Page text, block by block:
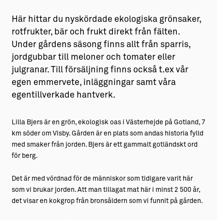
Här hittar du nyskördade ekologiska grönsaker,
rotfrukter, bär och frukt direkt från fälten.
Under gårdens säsong finns allt från sparris,
jordgubbar till meloner och tomater eller
julgranar. Till försäljning finns också t.ex vår
egen emmervete, inläggningar samt våra
egentillverkade hantverk.
Lilla Bjers är en grön, ekologisk oas i Västerhejde på Gotland, 7
km söder om Visby. Gården är en plats som andas historia fylld
med smaker från jorden. Bjers är ett gammalt gotländskt ord
för berg.
Det är med vördnad för de människor som tidigare varit här
som vi brukar jorden. Att man tillagat mat här i minst 2 500 år,
det visar en kokgrop från bronsåldern som vi funnit på gården.